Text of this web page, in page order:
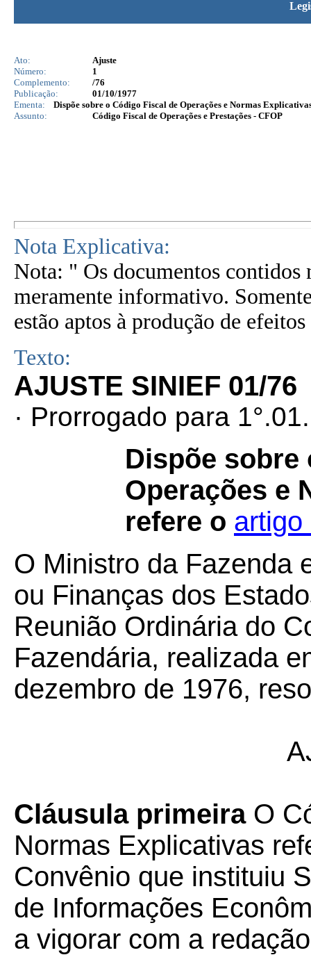
Ato:
Ajuste
Número:
1
Complemento:
/76
Publicação:
01/10/1977
Ementa:
Dispõe sobre o Código Fiscal de Operações e Normas
Assunto:
Código Fiscal de Operações e Prestações - CFOP
Nota Explicativa:
Nota: " Os documentos contidos
meramente informativo.
estão aptos à produção de
Texto:
AJUSTE SINIEF 01/76
· Prorrogado para
Dispõe sobre
Operações e
refere o artigo
O Ministro da Fazenda
ou Finanças dos
Reunião Ordinária do
Fazendária, realizada
dezembro de 1976,
Cláusula primeira O
Normas Explicativas
Convênio que instituiu
de Informações
a vigorar com a